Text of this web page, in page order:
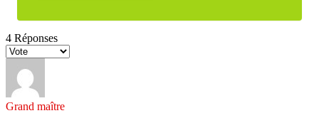
4 Réponses
Grand maître